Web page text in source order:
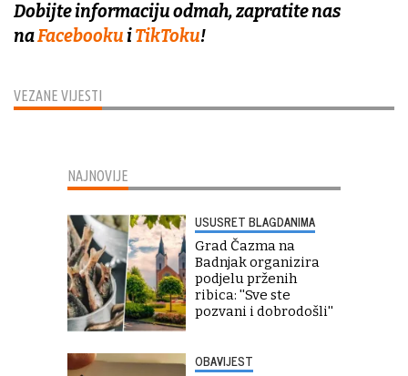
VEZANE VIJESTI
Dobijte informaciju odmah, zapratite nas
naFacebookuiTikToku!
NAJNOVIJE
USUSRET BLAGDANIMA
Grad Čazma na
Badnjak organizira
podjelu prženih
ribica: ''Sve ste
pozvani i dobrodošli''
OBAVIJEST